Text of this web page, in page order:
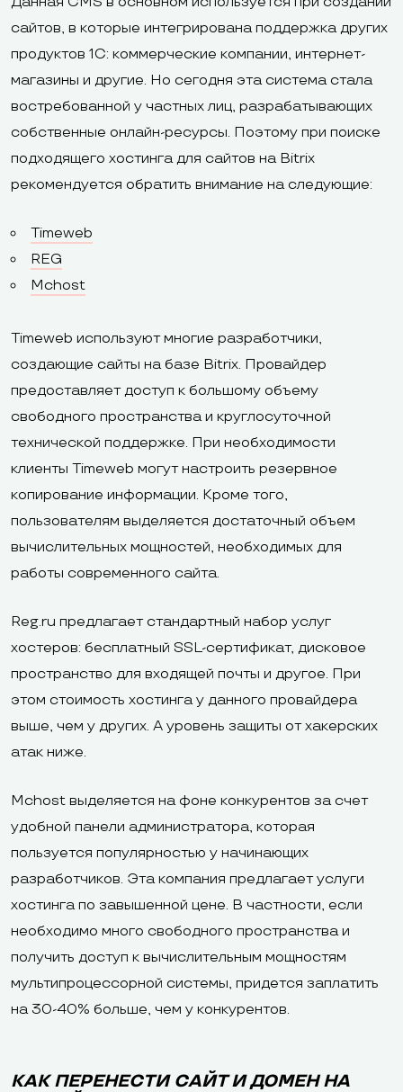
сайтов, в которые интегрирована поддержка других
продуктов 1C: коммерческие компании, интернет-
магазины и другие. Но сегодня эта система стала
востребованной у частных лиц, разрабатывающих
собственные онлайн-ресурсы. Поэтому при поиске
подходящего хостинга для сайтов на Bitrix
рекомендуется обратить внимание на следующие:
Timeweb
REG
Mchost
Timeweb используют многие разработчики,
создающие сайты на базе Bitrix. Провайдер
предоставляет доступ к большому объему
свободного пространства и круглосуточной
технической поддержке. При необходимости
клиенты Timeweb могут настроить резервное
копирование информации. Кроме того,
пользователям выделяется достаточный объем
вычислительных мощностей, необходимых для
работы современного сайта.
Reg.ru предлагает стандартный набор услуг
хостеров: бесплатный SSL-сертификат, дисковое
пространство для входящей почты и другое. При
этом стоимость хостинга у данного провайдера
выше, чем у других. А уровень защиты от хакерских
атак ниже.
Mchost выделяется на фоне конкурентов за счет
удобной панели администратора, которая
пользуется популярностью у начинающих
разработчиков. Эта компания предлагает услуги
хостинга по завышенной цене. В частности, если
необходимо много свободного пространства и
получить доступ к вычислительным мощностям
мультипроцессорной системы, придется заплатить
на 30-40% больше, чем у конкурентов.
КАК ПЕРЕНЕСТИ САЙТ И ДОМЕН НА